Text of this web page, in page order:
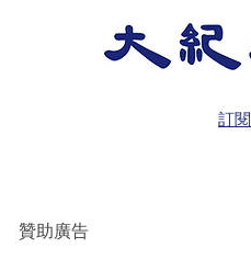
訂閱
贊助廣告